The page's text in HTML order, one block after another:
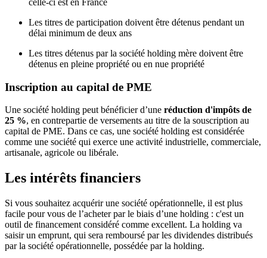
celle-ci est en France
Les titres de participation doivent être détenus pendant un
délai minimum de deux ans
Les titres détenus par la société holding mère doivent être
détenus en pleine propriété ou en nue propriété
Inscription au capital de PME
Une société holding peut bénéficier d’une réduction d'impôts de
25 %, en contrepartie de versements au titre de la souscription au
capital de PME. Dans ce cas, une société holding est considérée
comme une société qui exerce une activité industrielle, commerciale,
artisanale, agricole ou libérale.
Les intérêts financiers
Si vous souhaitez acquérir une société opérationnelle, il est plus
facile pour vous de l’acheter par le biais d’une holding : c'est un
outil de financement considéré comme excellent. La holding va
saisir un emprunt, qui sera remboursé par les dividendes distribués
par la société opérationnelle, possédée par la holding.